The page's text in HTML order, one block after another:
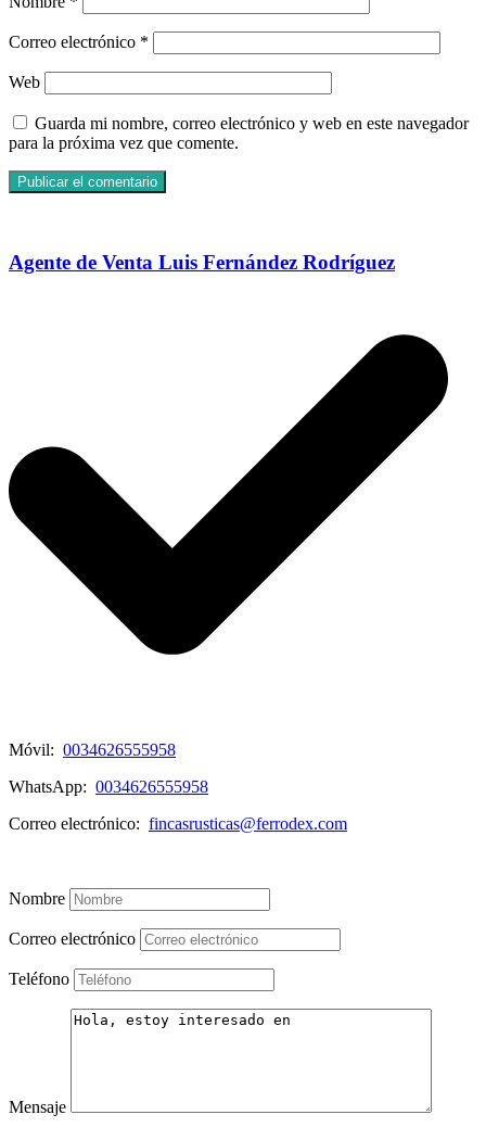
Correo electrónico *
Web
Guarda mi nombre, correo electrónico y web en este navegador
para la próxima vez que comente.
Agente de Venta Luis Fernández Rodríguez
Móvil: 0034626555958
WhatsApp: 0034626555958
Correo electrónico: fincasrusticas@ferrodex.com
Nombre
Correo electrónico
Teléfono
Mensaje